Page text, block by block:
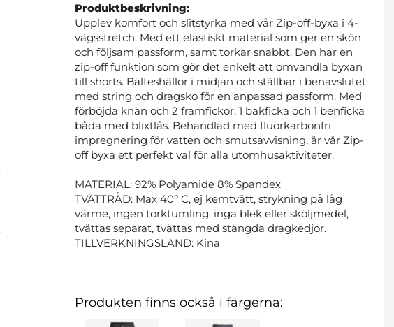
Produktbeskrivning:
Upplev komfort och slitstyrka med vår Zip-off-byxa i 4-
vägsstretch. Med ett elastiskt material som ger en skön
och följsam passform, samt torkar snabbt. Den har en
zip-off funktion som gör det enkelt att omvandla byxan
till shorts. Bälteshällor i midjan och ställbar i benavslutet
med string och dragsko för en anpassad passform. Med
förböjda knän och 2 framfickor, 1 bakficka och 1 benficka
båda med blixtlås. Behandlad med fluorkarbonfri
impregnering för vatten och smutsavvisning, är vår Zip-
off byxa ett perfekt val för alla utomhusaktiviteter.
MATERIAL: 92% Polyamide 8% Spandex
TVÄTTRÅD: Max 40° C, ej kemtvätt, strykning på låg
värme, ingen torktumling, inga blek eller sköljmedel,
tvättas separat, tvättas med stängda dragkedjor.
TILLVERKNINGSLAND: Kina
Produkten finns också i färgerna: